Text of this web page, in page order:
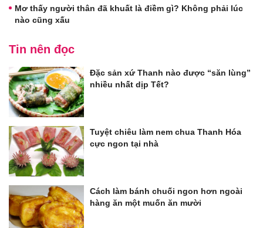
Mơ thấy người thân đã khuất là điềm gì? Không phải lúc
nào cũng xấu
Tin nên đọc
Đặc sản xứ Thanh nào được “săn lùng”
nhiều nhất dịp Tết?
Tuyệt chiêu làm nem chua Thanh Hóa
cực ngon tại nhà
Cách làm bánh chuối ngon hơn ngoài
hàng ăn một muốn ăn mười